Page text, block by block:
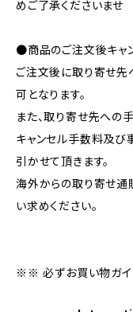
めご了承くださいませ
●商品のご注文後キャ
ご注文後に取り寄せ先
可となります。
また、取り寄せ先への
キャンセル手数料及
引かせて頂きます。
海外からの取り寄せ通
い求めください。
※※ 必ずお買い物ガイ